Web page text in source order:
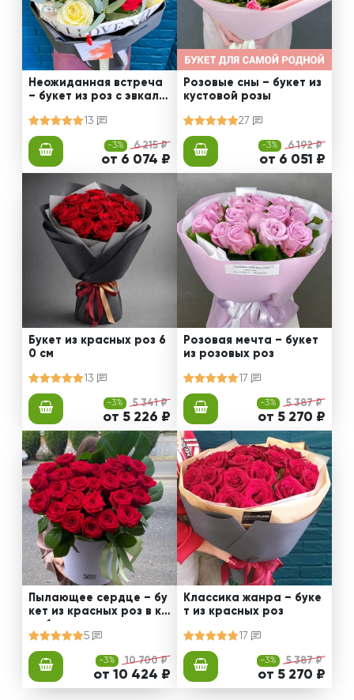
Неожиданная встреча
– букет из роз с эвкали
13
-3% 6 215 ₽
от 6 074 ₽
Розовые сны – букет из
кустовой розы
27
-3% 6 192 ₽
от 6 051 ₽
Букет из красных роз 6
0 см
13
-3% 5 341 ₽
от 5 226 ₽
Розовая мечта – букет
из розовых роз
17
-3% 5 387 ₽
от 5 270 ₽
Пылающее сердце – бу
кет из красных роз в ко
робке
5
-3% 10 700 ₽
от 10 424 ₽
Классика жанра – буке
т из красных роз
17
-3% 5 387 ₽
от 5 270 ₽